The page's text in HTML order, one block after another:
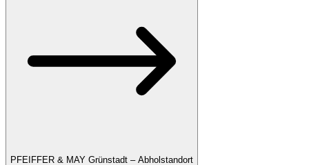
PFEIFFER & MAY Grünstadt – Abholstandort